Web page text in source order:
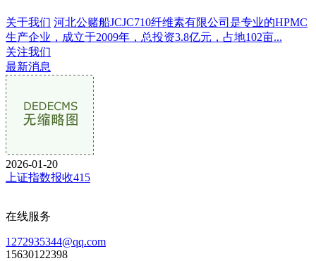
关于我们 河北公赌船JCJC710纤维素有限公司是专业的HPMC
生产企业，成立于2009年，总投资3.8亿元，占地102亩...
关注我们
最新消息
2026-01-20
上证指数报收415
在线服务
1272935344@qq.com
15630122398